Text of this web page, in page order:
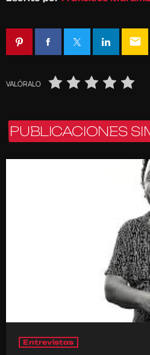
email
VALÓRALO
PUBLICACIONES
Entrevistas